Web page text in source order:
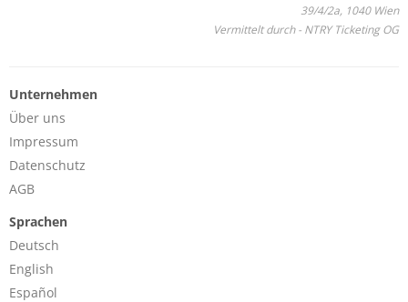
39/4/2a, 1040 Wien
Vermittelt durch - NTRY Ticketing OG
Unternehmen
Über uns
Impressum
Datenschutz
AGB
Sprachen
Deutsch
English
Español